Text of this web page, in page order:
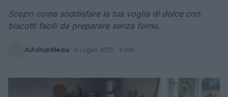
Scopri come soddisfare la tua voglia di dolce con
biscotti facili da preparare senza forno.
AiAdhubMedia · 9 Luglio 2025 · 3 min